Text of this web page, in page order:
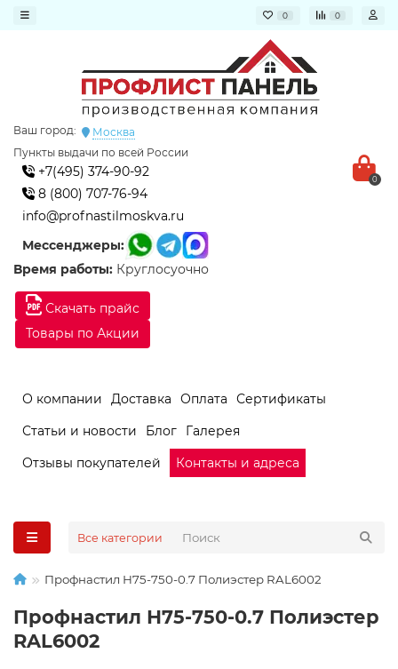
0 0
Скачать прайс
Товары по Акции
Ваш город:
Москва
Пункты выдачи по всей России
+7(495) 374-90-92
8 (800) 707-76-94
info@profnastilmoskva.ru
Мессенджеры:
Время работы: Круглосуочно
0
О компании Доставка Оплата
Сертификаты
Статьи и новости
Блог
Галерея
Отзывы покупателей
Контакты и адреса
Все категории
Профнастил Н75-750-0.7 Полиэстер RAL6002
Профнастил Н75-750-0.7 Полиэстер
RAL6002